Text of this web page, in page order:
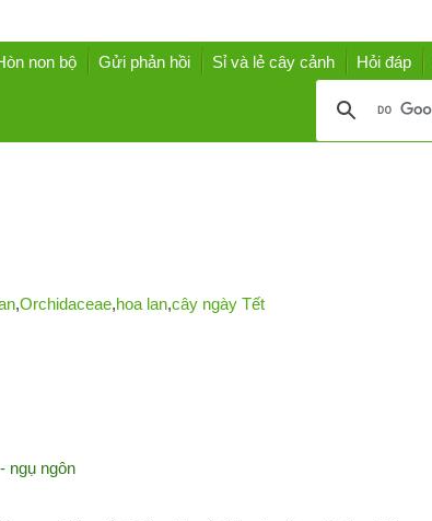
non bộ Gửi phản hồi Sỉ và lẻ cây cảnh Hỏi đáp
,Orchidaceae,hoa lan,cây ngày Tết
ngụ ngôn